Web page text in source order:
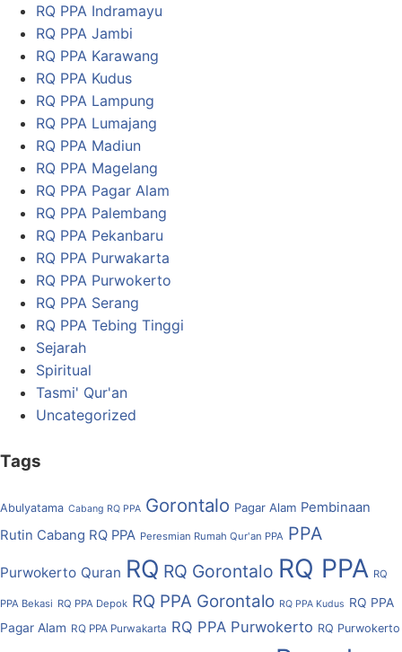
RQ PPA Indramayu
RQ PPA Jambi
RQ PPA Karawang
RQ PPA Kudus
RQ PPA Lampung
RQ PPA Lumajang
RQ PPA Madiun
RQ PPA Magelang
RQ PPA Pagar Alam
RQ PPA Palembang
RQ PPA Pekanbaru
RQ PPA Purwakarta
RQ PPA Purwokerto
RQ PPA Serang
RQ PPA Tebing Tinggi
Sejarah
Spiritual
Tasmi' Qur'an
Uncategorized
Tags
Abulyatama Cabang RQ PPA Gorontalo Pagar Alam Pembinaan
Rutin Cabang RQ PPA Peresmian Rumah Qur'an PPA PPA
Purwokerto Quran RQ RQ Gorontalo RQ PPA RQ
PPA Bekasi RQ PPA Depok RQ PPA Gorontalo RQ PPA Kudus RQ PPA
Pagar Alam RQ PPA Purwakarta RQ PPA Purwokerto RQ Purwokerto